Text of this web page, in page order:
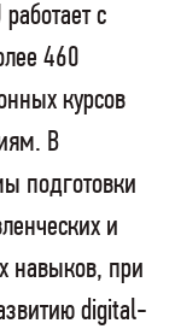
с
460
курсов
В
подготовки
и
навыков, при
digital-